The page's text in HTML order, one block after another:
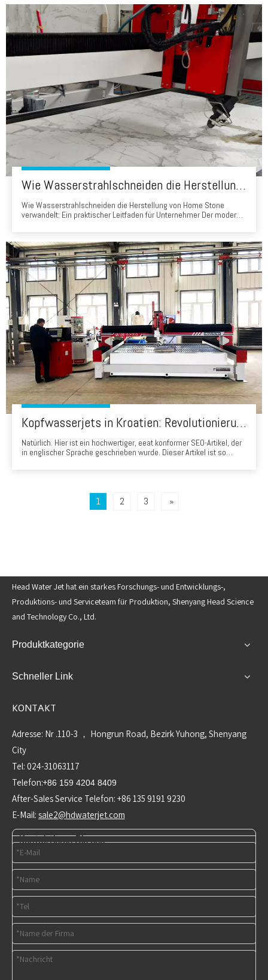
Voraussetzung - sondern die Grundlage für jeden Betrieb. In der
Wartung Ablagerungen
Wie Wasserstrahlschneiden die Herstellung von Home Stone verwandelt: Ein praktischer Leitfaden für Unternehmer
Wie Wasserstrahlschneiden die Herstellung von Home Stone
verwandelt: Ein praktischer Leitfaden für Unternehmer Der moderne
Wettbewerbsunterscheidungsmerkmale. Von Küchenarbeitsplatten
bis Badezimmer Umgebung und Wohnzimmer -Wände, Wasser J.
Kopfwasserjets in Kroatien: Revolutionierung der Steinverarbeitung von Brač Marmor zum iStrischen Kalkstein
Natürlich. Hier ist ein hochwertiger, eeat konformer SEO-Artikel, der
in englischer Sprache geschrieben wurde. Dieser Artikel ist so
1 2 3 »
Head Water Jet hat ein starkes Forschungs- und Entwicklungs-,
Produktions- und Serviceteam für Produktion, Shenyang Head Science
and Technology Co., Ltd.
Produktkategorie
Schneller Link
KONTAKT
Adresse: Nr .110-3 ， Hongrun Road, Bezirk Yuhong, Shenyang
City
Tel: 024-31063117
Telefon:+86 159 4204 8409
After-Sales Service Telefon: +86 135 9191 9230
E-Mail: sale2@hdwaterjet.com
Kontaktieren Sie uns